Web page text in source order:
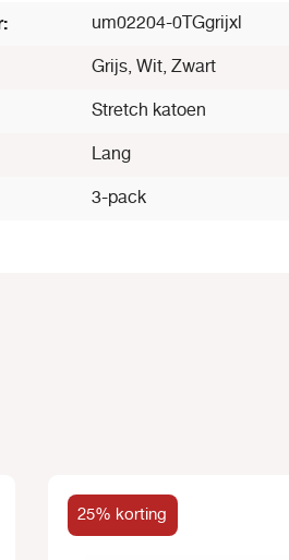
um02204-0TGgrijxl
Grijs, Wit, Zwart
Stretch katoen
Lang
3-pack
25% korting